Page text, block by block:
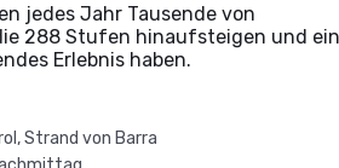
jedes Jahr Tausende von
288 Stufen hinaufsteigen und ein
Erlebnis haben.
Strand von Barra